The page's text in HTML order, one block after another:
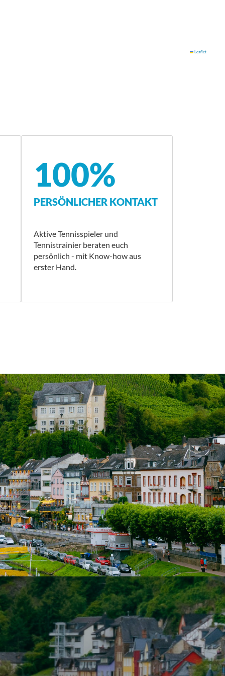
Leaflet
100%
PERSÖNLICHER KONTAKT
Aktive Tennisspieler und
Tennistrainier beraten euch
persönlich - mit Know-how aus
erster Hand.